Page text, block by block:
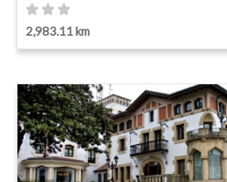
2,983.11 km